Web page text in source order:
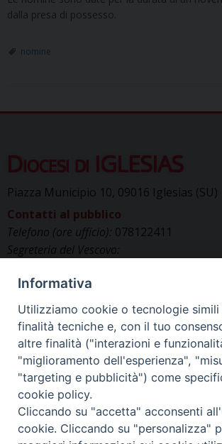
dalla presa di possesso.
nomine
Diocesi di IGLESIAS
Piazza Municipio 10, 09016 Iglesias (SU)
Contatti al pubblico
Telefono (ore ufficio): 078122411
Segreteria del Vescovo:
Uffici di Curia:curia_iglesias@libero.it
Cancelleria (richiesta documenti):
canc.curia.iglesias@tiscali.it
Comunicazione & media (ufficio stampa):
ucs.iglesias@gmail.com
Informativa
Utilizziamo cookie o tecnologie simili
finalità tecniche e, con il tuo
altre finalità ("interazioni e
"miglioramento dell'esperienza",
"targeting e pubblicità") come
cookie policy.
Cliccando su "accetta" acconsenti
cookie. Cliccando su "personalizza"